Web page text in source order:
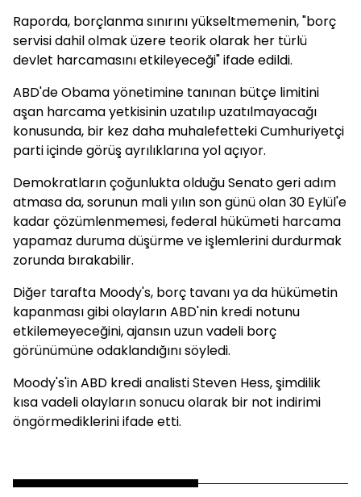
Raporda, borçlanma sınırını yükseltmemenin, "borç
servisi dahil olmak üzere teorik olarak her türlü
devlet harcamasını etkileyeceği" ifade edildi.
ABD'de Obama yönetimine tanınan bütçe limitini
aşan harcama yetkisinin uzatılıp uzatılmayacağı
konusunda, bir kez daha muhalefetteki Cumhuriyetçi
parti içinde görüş ayrılıklarına yol açıyor.
Demokratların çoğunlukta olduğu Senato geri adım
atmasa da, sorunun mali yılın son günü olan 30 Eylül'e
kadar çözümlenmemesi, federal hükümeti harcama
yapamaz duruma düşürme ve işlemlerini durdurmak
zorunda bırakabilir.
Diğer tarafta Moody's, borç tavanı ya da hükümetin
kapanması gibi olayların ABD'nin kredi notunu
etkilemeyeceğini, ajansın uzun vadeli borç
görünümüne odaklandığını söyledi.
Moody's'in ABD kredi analisti Steven Hess, şimdilik
kısa vadeli olayların sonucu olarak bir not indirimi
öngörmediklerini ifade etti.